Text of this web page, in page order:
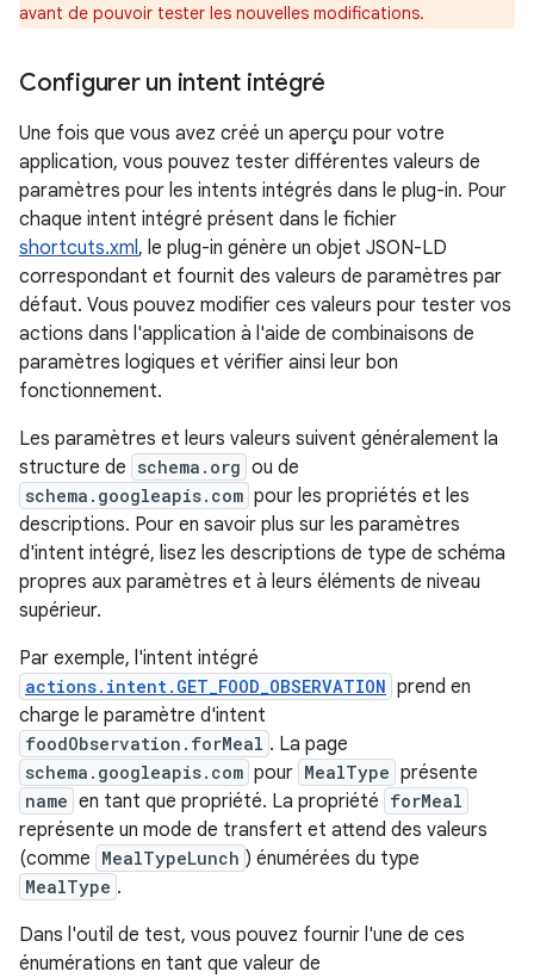
avant de pouvoir tester les nouvelles modifications.
Configurer un intent intégré
Une fois que vous avez créé un aperçu pour votre
application, vous pouvez tester différentes valeurs de
paramètres pour les intents intégrés dans le plug-in. Pour
chaque intent intégré présent dans le fichier
shortcuts.xml , le plug-in génère un objet JSON-LD
correspondant et fournit des valeurs de paramètres par
défaut. Vous pouvez modifier ces valeurs pour tester vos
actions dans l'application à l'aide de combinaisons de
paramètres logiques et vérifier ainsi leur bon
fonctionnement.
Les paramètres et leurs valeurs suivent généralement la
structure de schema.org ou de
schema.googleapis.com pour les propriétés et les
descriptions. Pour en savoir plus sur les paramètres
d'intent intégré, lisez les descriptions de type de schéma
propres aux paramètres et à leurs éléments de niveau
supérieur.
Par exemple, l'intent intégré
actions.intent.GET_FOOD_OBSERVATION prend en
charge le paramètre d'intent
foodObservation.forMeal . La page
schema.googleapis.com pour MealType présente
name en tant que propriété. La propriété forMeal
représente un mode de transfert et attend des valeurs
(comme MealTypeLunch ) énumérées du type
MealType .
Dans l'outil de test, vous pouvez fournir l'une de ces
énumérations en tant que valeur de